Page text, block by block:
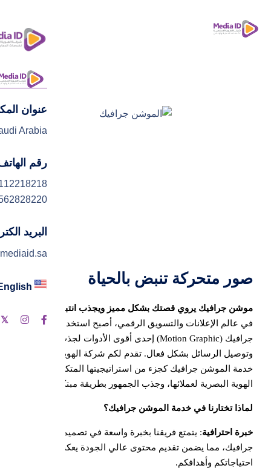
عنوان
Arabia
رقم
البريد
صور متحركة تنبض بالحياة
موشن جرافيك يروي قصتك بشكل مميز ويجذب انتباه العالم :
في عالم الإعلانات والتسويق الرقمي، أصبح استخدام الموشن
جرافيك (Motion Graphic) إحدى أقوى الأدوات لجذب الانتباه
وتوصيل الرسائل بشكل فعال. تقدم لكم شركة الهوية الإعلامية
خدمة الموشن جرافيك كجزء من استراتيجيتها المتكاملة لتعزيز
الهوية البصرية لعملائها، وجذب الجمهور بطريقة مبتكرة.
لماذا تختارنا في خدمة الموشن جرافيك؟
خبرة احترافية: يتمتع فريقنا بخبرة واسعة في تصميم الموشن
جرافيك، مما يضمن تقديم محتوى عالي الجودة يعكس
احتياجاتكم وأهدافكم.